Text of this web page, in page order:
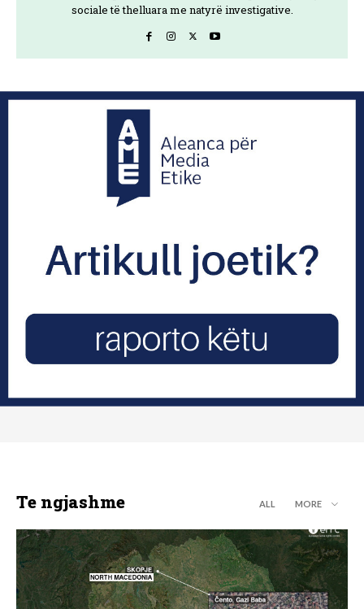
sociale të thelluara me natyrë investigative.
Te ngjashme ALL MORE